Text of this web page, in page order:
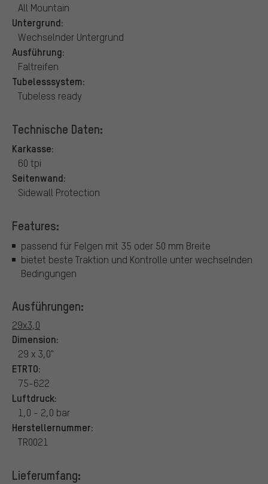
All Mountain
Untergrund:
Wechselnder Untergrund
Ausführung:
Faltreifen
Tubelesssystem:
Tubeless ready
Technische Daten:
Karkasse:
60 tpi
Seitenwand:
Sidewall Protection
Features:
passend für Felgen mit 35 oder 50 mm Breite
bietet beste Traktion und Kontrolle unter wechselnden
Bedingungen
Ausführungen:
29x3,0
Dimension:
29 x 3,0"
ETRTO:
75-622
Luftdruck:
1,0 - 2,0 bar
Herstellernummer:
TR0021
Lieferumfang: